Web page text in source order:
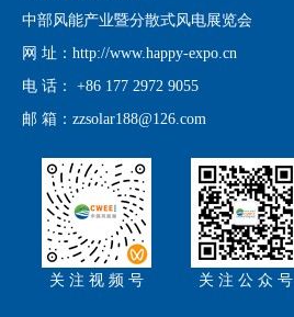
中部风能产业暨分散式风电展览会
网 址：http://www.happy-expo.cn
电 话： +86 177 2972 9055
邮 箱：zzsolar188@126.com
关 注 视 频 号 关 注 公 众 号